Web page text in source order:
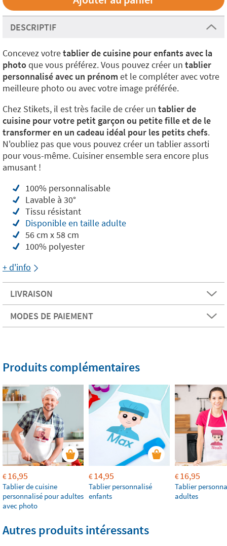
DESCRIPTIF
Concevez votretablier de cuisine pour enfants avec la
photoque vous préférez. Vous pouvez créer un tablier
personnalisé avec un prénom et le compléter avec votre
meilleure photo ou avec votre image préférée.
Chez Stikets, il est très facile de créer un tablier de
cuisine pour votre petit garçon ou petite fille et de le
transformer en un cadeau idéal pour les petits chefs.
N'oubliez pas que vous pouvez créer un tablier assorti
pour vous-même. Cuisiner ensemble sera encore plus
amusant !
100% personnalisable
Lavable à 30°
Tissu résistant
Disponible en taille adulte
56 cm x 58 cm
100% polyester
+ d'info
LIVRAISON
MODES DE PAIEMENT
Produits complémentaires
€16,95
Tablier de cuisine
personnalisé pour adultes
avec photo
€14,95
Tablier personnalisé
enfants
€16,95
Tablier
adultes
Autres produits intéressants